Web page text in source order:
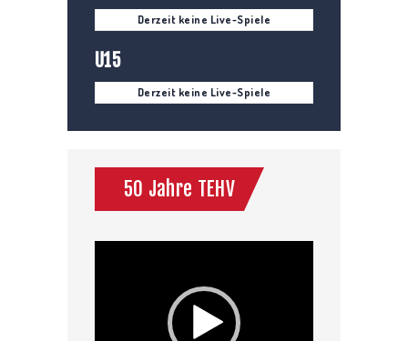
Derzeit keine Live-Spiele
U15
Derzeit keine Live-Spiele
50 Jahre TEHV